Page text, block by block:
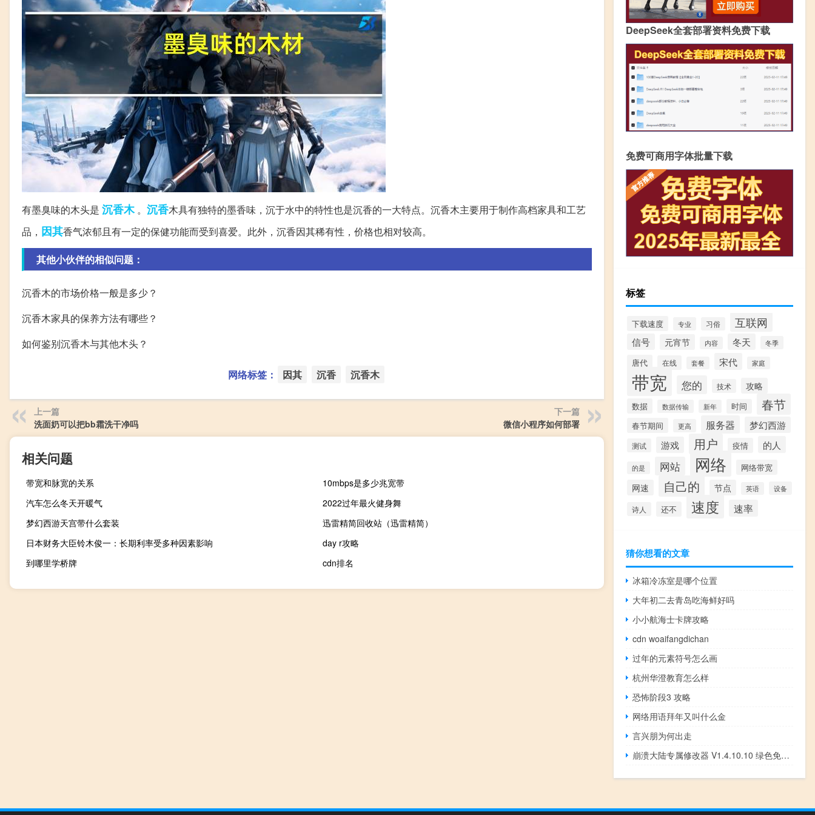
有墨臭味的木头是 沉香木。 沉香木具有独特的墨香味，沉于水中的特性也是沉香的一大特点。沉香木主要用于制作高档家具和工艺
品， 因其香气浓郁且有一定的保健功能而受到喜爱。此外，沉香因其稀有性，价格也相对较高。
其他小伙伴的相似问题：
沉香木的市场价格一般是多少？
沉香木家具的保养方法有哪些？
如何鉴别沉香木与其他木头？
网络标签： 因其 沉香 沉香木
上一篇
洗面奶可以把bb霜洗干净吗
下一篇
微信小程序如何部署
相关问题
带宽和脉宽的关系
10mbps是多少兆宽带
汽车怎么冬天开暖气
2022过年最火健身舞
梦幻西游天宫带什么套装
迅雷精简回收站（迅雷精简）
日本财务大臣铃木俊一：长期利率受多种因素影响
day r攻略
到哪里学桥牌
cdn排名
DeepSeek全套部署资料免费下载
免费可商用字体批量下载
标签
下载速度 专业 习俗 互联网
信号 元宵节 内容 冬天 冬季
唐代 在线 套餐 宋代 家庭
带宽 您的 技术 攻略
数据 数据传输 新年 时间 春节
春节期间 更高 服务器 梦幻西游
测试 游戏 用户 疫情 的人
的是 网站 网络 网络带宽
网速 自己的 节点 英语 设备
诗人 还不 速度 速率
猜你想看的文章
冰箱冷冻室是哪个位置
大年初二去青岛吃海鲜好吗
小小航海士卡牌攻略
cdn woaifangdichan
过年的元素符号怎么画
杭州华澄教育怎么样
恐怖阶段3 攻略
网络用语拜年又叫什么金
言兴朋为何出走
崩溃大陆专属修改器 V1.4.10.10 绿色免费版（崩溃大陆专属修改器 V1.4.10.10 绿色免费版功能简介）